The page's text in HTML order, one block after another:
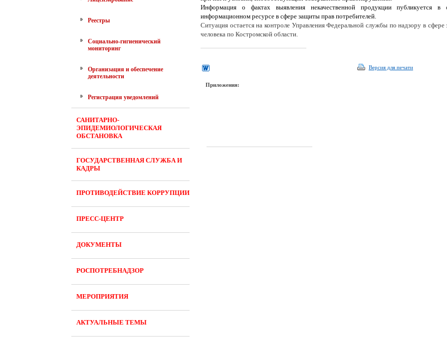
Реестры
Социально-гигиенический
мониторинг
Организация и обеспечение
деятельности
Регистрация уведомлений
САНИТАРНО-
ЭПИДЕМИОЛОГИЧЕСКАЯ
ОБСТАНОВКА
ГОСУДАРСТВЕННАЯ СЛУЖБА И
КАДРЫ
ПРОТИВОДЕЙСТВИЕ КОРРУПЦИИ
ПРЕСС-ЦЕНТР
ДОКУМЕНТЫ
РОСПОТРЕБНАДЗОР
МЕРОПРИЯТИЯ
АКТУАЛЬНЫЕ ТЕМЫ
Информация о фактах выявления некачественной продукции публикуется в
информационном ресурсе в сфере защиты прав потребителей.
Ситуация остается на контроле Управления Федеральной службы по надзору в
человека по Костромской области.
Версия для печати
Приложения: